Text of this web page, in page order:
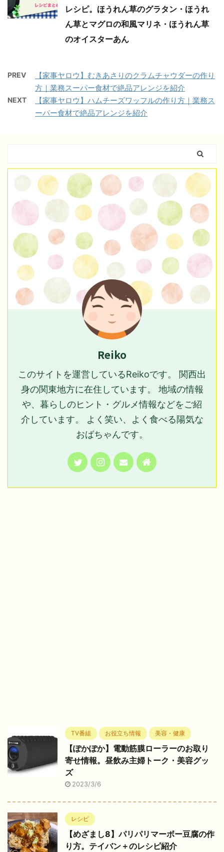
レシピ。ほうれん草のグラタン・ほうれ
ん草とマグロの和風マリネ・ほうれん草
のオイスターあん
PREV
【家事ヤロウ】むきあさりのクラムチャウダーの作り
方｜業務スーパー食材で絶品アレンジを紹介
NEXT
【家事ヤロウ】ハムチーズワッフルの作り方｜業務ス
ーパー食材で絶品アレンジを紹介
Reiko
このサイトを運営しているReikoです。 関西出
身の関東地方に在住しています。 地域の情報
や、暮らしのヒント・グルメ情報などをご紹
介しています。 よく笑い、よく食べる陽気な
おばちゃんです。
TV番組 お役立ち情報 美容・健康
【ぽかぽか】電動筋膜ローラーのお取り
寄せ情報。昼飲み主婦トーク・美容グッ
ズ
2023/3/6
レシピ
【めざまし8】パリパリマーボー豆腐の作
り方。テイバン＋のレシピ紹介